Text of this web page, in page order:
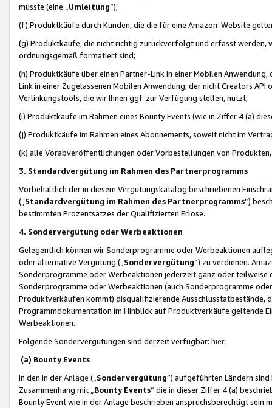
müsste (eine „ Umleitung“);
(f) Produktkäufe durch Kunden, die die für eine Amazon-Website
(g) Produktkäufe, die nicht richtig zurückverfolgt und erfasst werden,
ordnungsgemäß formatiert sind;
(h) Produktkäufe über einen Partner-Link in einer Mobilen
Link in einer Zugelassenen Mobilen Anwendung, der nicht Creators
Verlinkungstools, die wir Ihnen ggf. zur Verfügung stellen, nutzt;
(i) Produktkäufe im Rahmen eines Bounty Events (wie in Ziffer 4 (a)
(j) Produktkäufe im Rahmen eines Abonnements, soweit nicht im
(k) alle Vorabveröffentlichungen oder Vorbestellungen von
3. Standardvergütung im Rahmen des Partnerprogramms
Vorbehaltlich der in diesem Vergütungskatalog beschriebenen
(„ Standardvergütung im Rahmen des Partnerprogramms“)
bestimmten Prozentsatzes der Qualifizierten Erlöse.
4. Sondervergütung oder Werbeaktionen
Gelegentlich können wir Sonderprogramme oder Werbeaktionen
oder alternative Vergütung („ Sondervergütung”) zu verdienen.
Sonderprogramme oder Werbeaktionen jederzeit ganz oder
Sonderprogramme oder Werbeaktionen (auch Sonderprogramme
Produktverkäufen kommt) disqualifizierende Ausschlusstatbestände,
Programmdokumentation im Hinblick auf Produktverkäufe geltende
Werbeaktionen.
Folgende Sondervergütungen sind derzeit verfügbar: hier.
(a) Bounty Events
In den in derAnlage („ Sondervergütung“) aufgeführten Ländern
Zusammenhang mit „ Bounty Events“ die in dieser Ziffer 4 (a)
Bounty Event wie in der Anlage beschrieben anspruchsberechtigt sein